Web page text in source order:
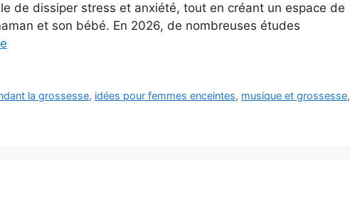
de dissiper stress et anxiété, tout en créant un espace de
et son bébé. En 2026, de nombreuses études
la grossesse, idées pour femmes enceintes, musique et grossesse,